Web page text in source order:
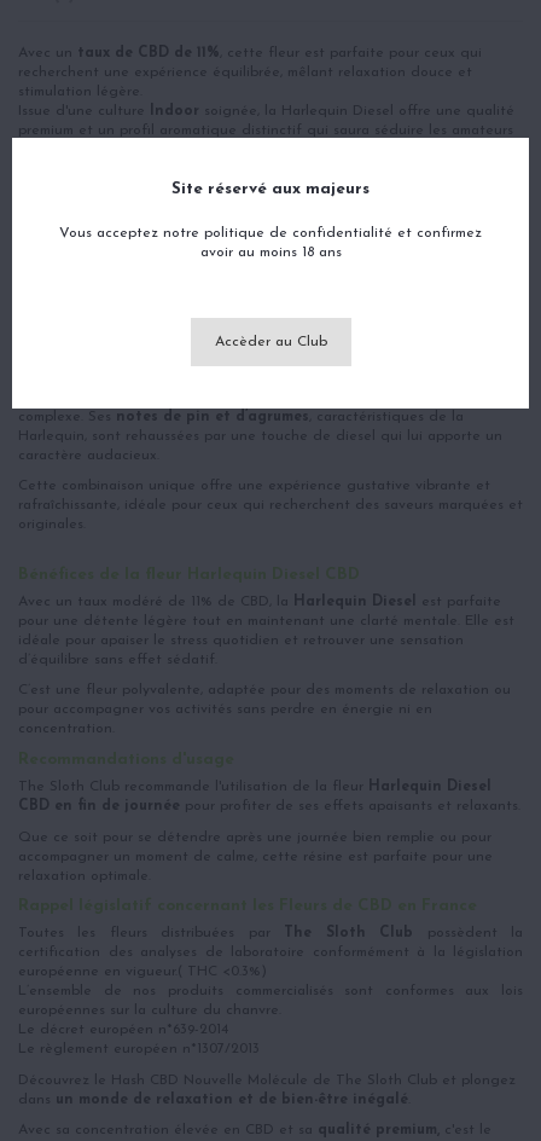
Avec un taux de CBD de 11% , cette fleur est parfaite pour ceux qui
recherchent une expérience équilibrée, mêlant relaxation douce et
stimulation légère.
Issue d'une culture
Indoor soignée, la Harlequin Diesel offre une qualité
premium et un profil aromatique distinctif qui saura séduire les amateurs
Origine de la fleur Harlequin Diesel CBD
célèbre Harlequin et une variété Diesel, offrant un équilibre parfait entre
tradition et modernité. Sa génétique sativa-dominante confère à cette
garantissant des bourgeons denses et parfaitement formés, riches en
cannabinoïdes et en terpènes naturels.
Arômes de la fleur Harlequin Diesel CBD
complexe. Ses
notes de pin et d’agrumes
, caractéristiques de la
Harlequin, sont rehaussées par une touche de diesel qui lui apporte un
caractère audacieux.
Cette combinaison unique offre une expérience gustative vibrante et
rafraîchissante, idéale pour ceux qui recherchent des saveurs marquées et
originales.
Avec un taux modéré de 11% de CBD, la Harlequin Diesel
est parfaite
pour une détente légère tout en maintenant une clarté mentale. Elle est
idéale pour apaiser le stress quotidien et retrouver une sensation
d’équilibre sans effet sédatif.
C’est une fleur polyvalente, adaptée pour des moments de relaxation ou
pour accompagner vos activités sans perdre en énergie ni en
concentration.
The Sloth Club recommande l'utilisation de la fleur
Harlequin Diesel
CBD en fin de journée pour profiter de ses effets apaisants et relaxants.
Que ce soit pour se détendre après une journée bien remplie ou pour
accompagner un moment de calme, cette résine est parfaite pour une
relaxation optimale.
Toutes les fleurs distribuées par The Sloth Club possèdent la
certification des analyses de laboratoire conformément à la législation
européenne en vigueur.( THC <0.3%)
L’ensemble de nos produits commercialisés sont conformes aux lois
européennes sur la culture du chanvre.
Le décret européen n*639-2014
Le règlement européen n*1307/2013
Découvrez le Hash CBD Nouvelle Molécule de The Sloth Club et plongez
dans un monde de relaxation et de bien-être inégalé
Avec sa concentration élevée en CBD et sa qualité premium,
c'est le
Site réservé aux majeurs
Vous acceptez notre politique de confidentialité et confirmez
avoir au moins 18 ans
Accèder au Club